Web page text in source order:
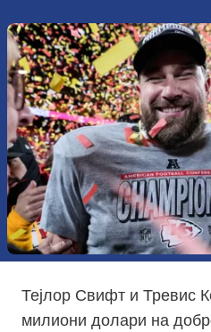
Тејлор Свифт и Тревис
милиони долари на